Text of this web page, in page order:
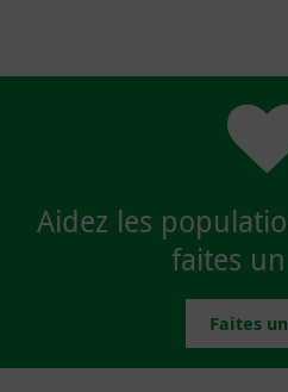
Aidez les
faites
Faites